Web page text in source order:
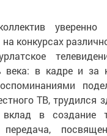
уверенно
конкурсах
века: в кадре и за
ТВ, трудился
в создание